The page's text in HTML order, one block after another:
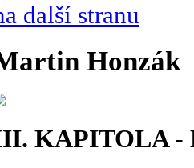
další stranu
Honzák
KAPITOLA -